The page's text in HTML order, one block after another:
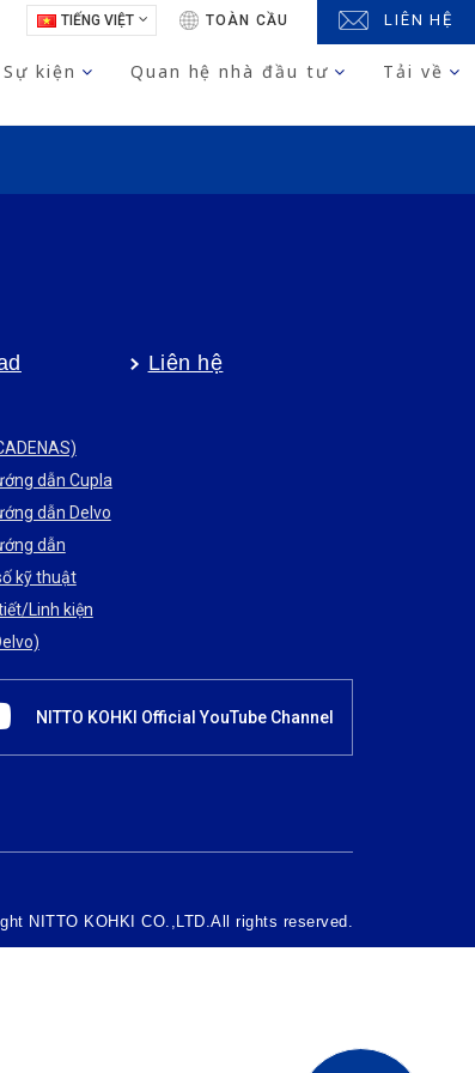
TIẾNG VIỆT TOÀN CẦU LIÊN HỆ
kiện Quan hệ nhà đầu tư Tải về
dẫn Cupla
dẫn Delvo
dẫn
kỹ thuật
Linh kiện
Liên hệ
NITTO KOHKI Official YouTube Channel
NITTO KOHKI CO.,LTD.All rights reserved.